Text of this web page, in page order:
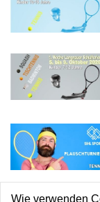
Wie verwenden